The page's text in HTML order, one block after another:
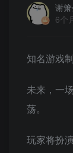
谢
6个
知名游戏
未来，一
荡。
玩家将扮